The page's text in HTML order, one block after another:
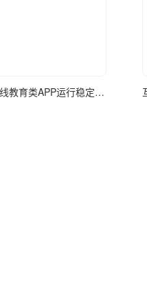
互联网在线教育类APP运行稳定性满意度调查